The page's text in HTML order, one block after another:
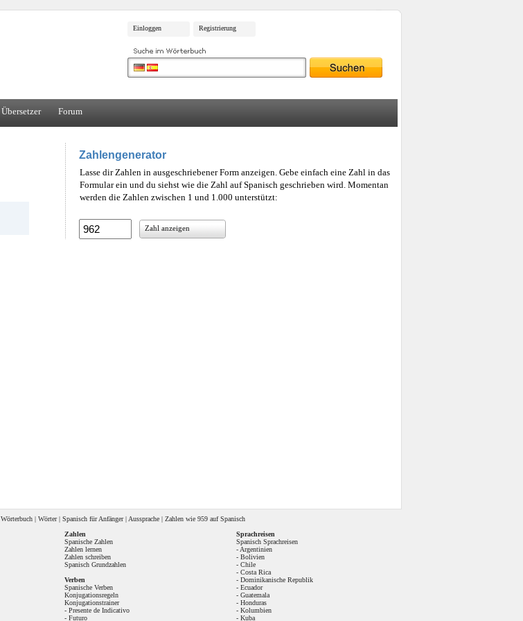
Einloggen Registrierung
Übersetzer Forum
Zahlengenerator
Lasse dir Zahlen in ausgeschriebener Form anzeigen. Gebe einfach eine Zahl in das
Formular ein und du siehst wie die Zahl auf Spanisch geschrieben wird. Momentan
werden die Zahlen zwischen 1 und 1.000 unterstützt:
Zahl anzeigen
Wörterbuch | Wörter| Spanisch für Anfänger| Aussprache | Zahlen wie 959 auf Spanisch
Zahlen
Spanische Zahlen
Zahlen lernen
Zahlen schreiben
Spanisch Grundzahlen
Verben
Spanische Verben
Konjugationsregeln
Konjugationstrainer
- Presente de Indicativo
- Futuro
Sprachreisen
Spanisch Sprachreisen
- Argentinien
- Bolivien
- Chile
- Costa Rica
- Dominikanische Republik
- Ecuador
- Guatemala
- Honduras
- Kolumbien
- Kuba